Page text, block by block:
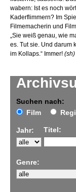
Suchen nach:
Film
Jahr: Titel:
Genre:
wabern: Ist es noch
Kaderflimmern? Im
Filmemacherin und
„Sie weiß genau, wie
es. Tut sie. Und darum
im Kollaps.“ Immer! (sh)